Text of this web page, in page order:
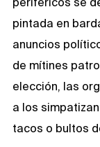
pintada en
anuncios
de mítines
elección, las
a los
tacos o bultos